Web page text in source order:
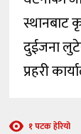
स्थानबाट
दुईजना
प्रहरी
१ पटक हेरियो